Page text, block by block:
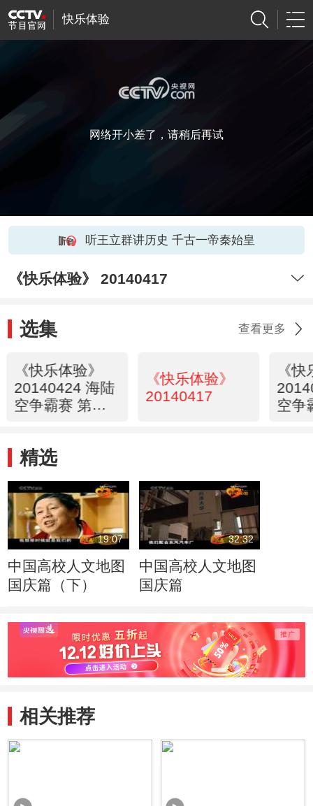
快乐体验
网络开小差了，请稍后再试
听王立群讲历史 千古一帝秦始皇
《快乐体验》 20140417
选集 查看更多
《快乐体验》
20140424 海陆
空争霸赛 第三
《快乐体验》
20140417
《
空争
精选
19:07
中国高校人文地图
国庆篇（下）
32:32
中国高校人文地图
国庆篇
相关推荐